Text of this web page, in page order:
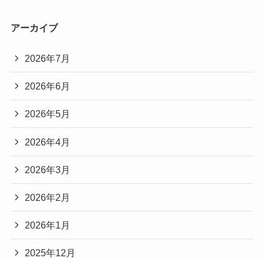
アーカイブ
2026年7月
2026年6月
2026年5月
2026年4月
2026年3月
2026年2月
2026年1月
2025年12月